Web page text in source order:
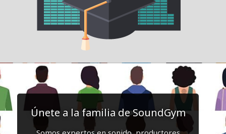
Únete a la familia de SoundGym